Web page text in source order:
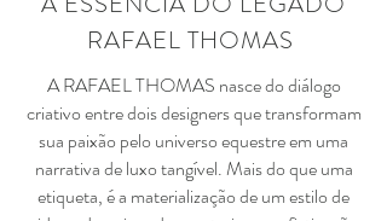
RAFAEL THOMAS
A RAFAEL THOMAS nasce do diálogo
criativo entre dois designers que transformam
sua paixão pelo universo equestre em uma
narrativa de luxo tangível. Mais do que uma
etiqueta, é a materialização de um estilo de